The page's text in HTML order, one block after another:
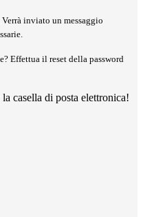
Verrà inviato un messaggio
Effettua il reset della password
casella di posta elettronica!